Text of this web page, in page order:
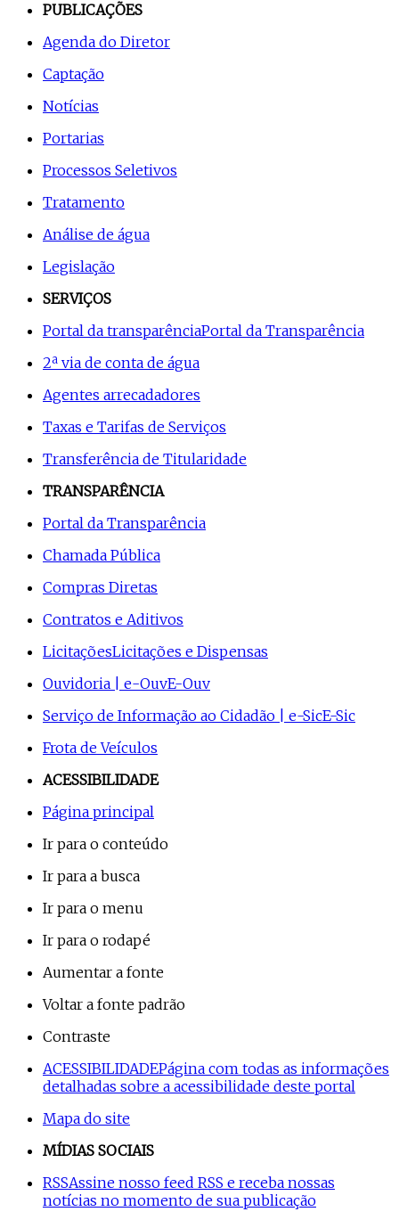
PUBLICAÇÕES
Agenda do Diretor
Captação
Notícias
Portarias
Processos Seletivos
Tratamento
Análise de água
Legislação
SERVIÇOS
Portal da transparênciaPortal da Transparência
2ª via de conta de água
Agentes arrecadadores
Taxas e Tarifas de Serviços
Transferência de Titularidade
TRANSPARÊNCIA
Portal da Transparência
Chamada Pública
Compras Diretas
Contratos e Aditivos
LicitaçõesLicitações e Dispensas
Ouvidoria | e-OuvE-Ouv
Serviço de Informação ao Cidadão | e-SicE-Sic
Frota de Veículos
ACESSIBILIDADE
Página principal
Ir para o conteúdo
Ir para a busca
Ir para o menu
Ir para o rodapé
Aumentar a fonte
Voltar a fonte padrão
Contraste
ACESSIBILIDADEPágina com todas as informações
detalhadas sobre a acessibilidade deste portal
Mapa do site
MÍDIAS SOCIAIS
RSSAssine nosso feed RSS e receba nossas
notícias no momento de sua publicação